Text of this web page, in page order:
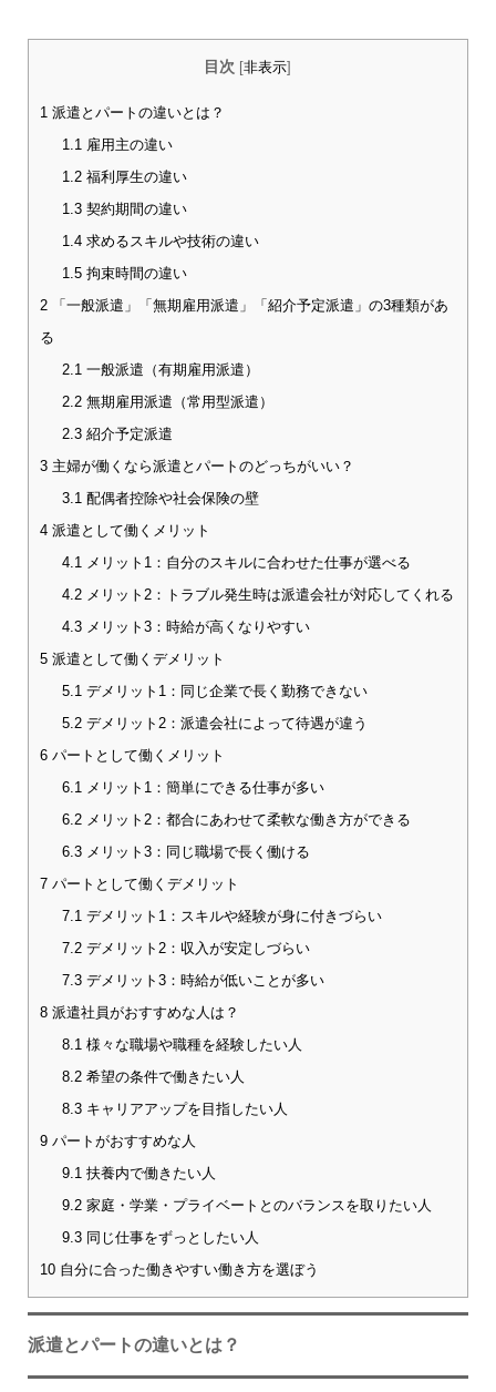
目次 [非表示]
1 派遣とパートの違いとは？
1.1 雇用主の違い
1.2福利厚生の違い
1.3契約期間の違い
1.4求めるスキルや技術の違い
1.5拘束時間の違い
2「一般派遣」「無期雇用派遣」「紹介予定派遣」の3種類があ
る
2.1 一般派遣（有期雇用派遣）
2.2無期雇用派遣（常用型派遣）
2.3紹介予定派遣
3主婦が働くなら派遣とパートのどっちがいい？
3.1 配偶者控除や社会保険の壁
4派遣として働くメリット
4.1
メリット1：自分のスキルに合わせた仕事が選べる
4.2メリット2：トラブル発生時は派遣会社が対応してくれる
4.3メリット3：時給が高くなりやすい
5派遣として働くデメリット
5.1 デメリット1：同じ企業で長く勤務できない
5.2デメリット2：派遣会社によって待遇が違う
6パートとして働くメリット
6.1
メリット1：簡単にできる仕事が多い
6.2メリット2：都合にあわせて柔軟な働き方ができる
6.3メリット3：同じ職場で長く働ける
7パートとして働くデメリット
7.1 デメリット1：スキルや経験が身に付きづらい
7.2デメリット2：収入が安定しづらい
7.3デメリット3：時給が低いことが多い
8派遣社員がおすすめな人は？
8.1 様々な職場や職種を経験したい人
8.2希望の条件で働きたい人
8.3キャリアアップを目指したい人
9パートがおすすめな人
9.1 扶養内で働きたい人
9.2家庭・学業・プライベートとのバランスを取りたい人
9.3同じ仕事をずっとしたい人
10自分に合った働きやすい働き方を選ぼう
派遣とパートの違いとは？